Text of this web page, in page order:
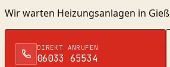
Wir warten Heizungsanlagen in
DIREKT ANRUFEN
06033 65534